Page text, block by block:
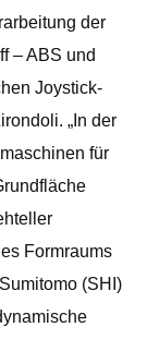
der
– ABS und
Joystick-
„In der
für
Formraums
(SHI)